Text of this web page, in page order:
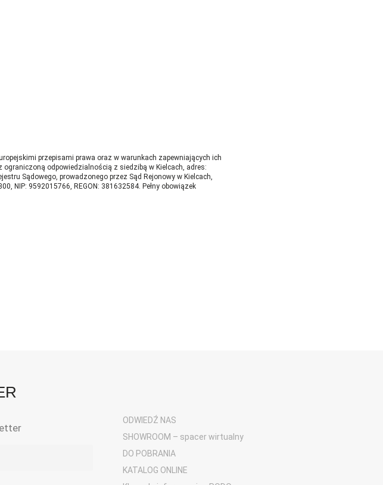
przepisami prawa oraz w warunkach zapewniających ich
ograniczoną odpowiedzialnością z siedzibą w Kielcach, adres:
Sądowego, prowadzonego przez Sąd Rejonowy w Kielcach,
NIP: 9592015766, REGON: 381632584. Pełny obowiązek
ODWIEDŹ NAS
SHOWROOM – spacer wirtualny
DO POBRANIA
KATALOG ONLINE